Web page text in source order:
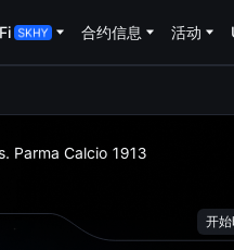
合约信息 活动
Parma Calcio 1913
开